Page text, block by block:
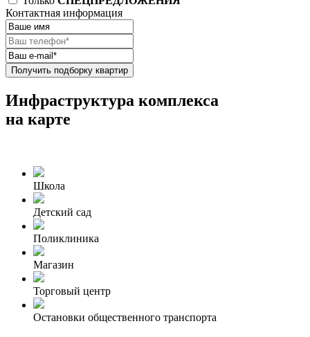
Контактная информация
Получить подборку квартир
Инфраструктура комплекса
на карте
Школа
Детский сад
Поликлиника
Магазин
Торговый центр
Остановки общественного транспорта